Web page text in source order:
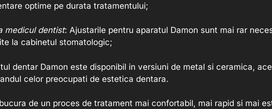
optime pe durata tratamentului;
medicul dentist: Ajustarile pentru aparatul Damon sunt mai rar
la cabinetul stomatologic;
dentar Damon este disponibil in versiuni de metal si ceramica,
celor preocupati de estetica dentara.
de un proces de tratament mai confortabil, mai rapid si mai